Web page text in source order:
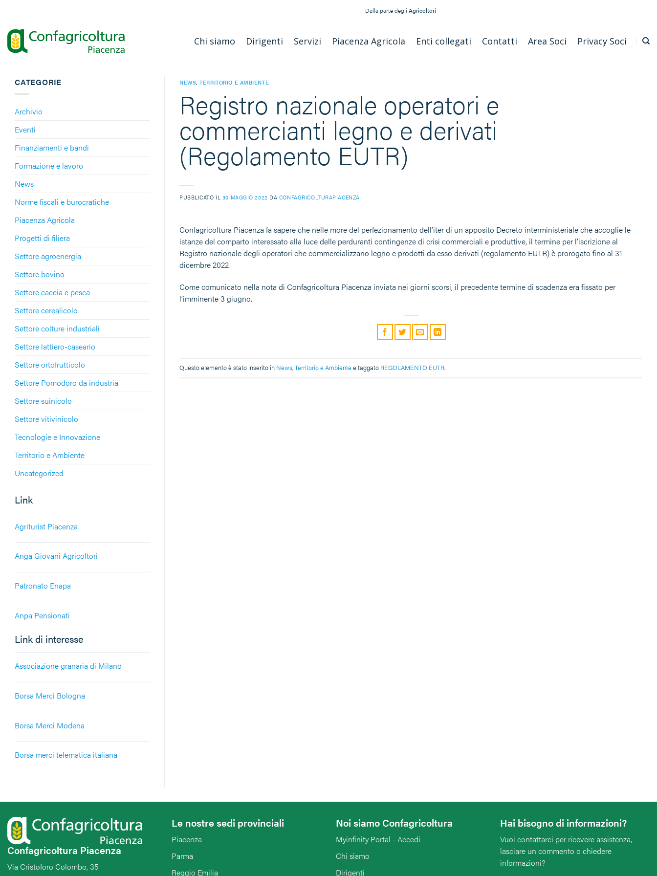
contenuti
Dalla parte degli Agricoltori
Chi siamo Dirigenti Servizi Piacenza Agricola Enti collegati Contatti Area Soci Privacy Soci
CATEGORIE
Archivio
Eventi
Finanziamenti e bandi
Formazione e lavoro
News
Norme fiscali e burocratiche
Piacenza Agricola
Progetti di filiera
Settore agroenergia
Settore bovino
Settore caccia e pesca
Settore cerealicolo
Settore colture industriali
Settore lattiero-caseario
Settore ortofrutticolo
Settore Pomodoro da industria
Settore suinicolo
Settore vitivinicolo
Tecnologie e Innovazione
Territorio e Ambiente
Uncategorized
Link
Agriturist Piacenza
Anga Giovani Agricoltori
Patronato Enapa
Anpa Pensionati
Link di interesse
Associazione granaria di Milano
Borsa Merci Bologna
Borsa Merci Modena
Borsa merci telematica italiana
NEWS,TERRITORIO E AMBIENTE
Registro nazionale operatori e
commercianti legno e derivati
(Regolamento EUTR)
PUBBLICATO IL 30 MAGGIO 2022 DA CONFAGRICOLTURAPIACENZA
Confagricoltura Piacenza fa sapere che nelle more del perfezionamento dell’iter di un apposito Decreto interministeriale che accoglie le
istanze del comparto interessato alla luce delle perduranti contingenze di crisi commerciali e produttive, il termine per l’iscrizione al
Registro nazionale degli operatori che commercializzano legno e prodotti da esso derivati (regolamento EUTR) è prorogato fino al 31
dicembre 2022.
Come comunicato nella nota di Confagricoltura Piacenza inviata nei giorni scorsi, il precedente termine di scadenza era fissato per
l’imminente 3 giugno.
Questo elemento è stato inserito in News,Territorio e Ambientee taggato REGOLAMENTO EUTR.
Confagricoltura Piacenza
Via Cristoforo Colombo, 35
Le nostre sedi provinciali
Piacenza
Parma
Reggio Emilia
Noi siamo Confagricoltura
Myinfinity Portal - Accedi
Chi siamo
Dirigenti
Hai bisogno di informazioni?
Vuoi contattarci per ricevere assistenza,
lasciare un commento o chiedere
informazioni?